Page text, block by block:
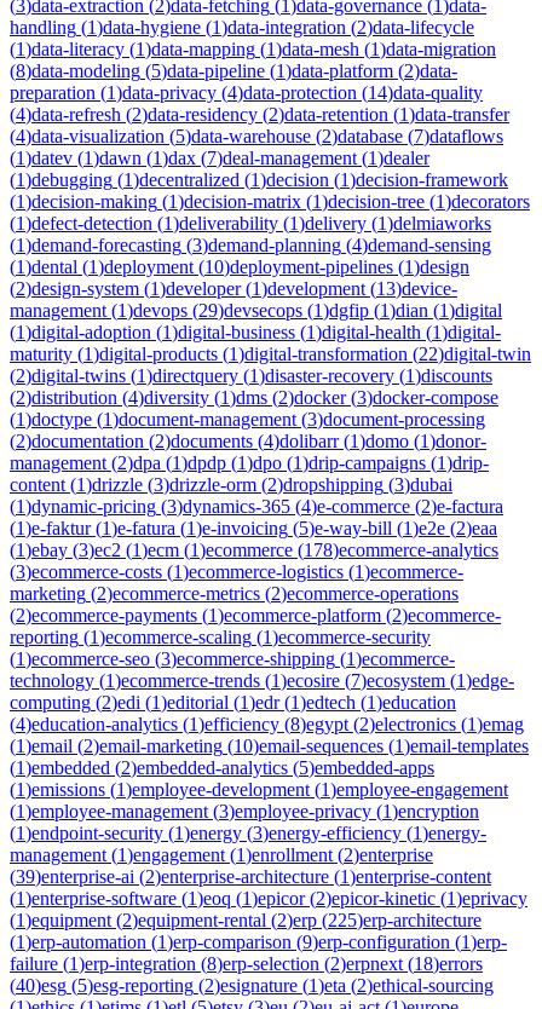
(3)data-extraction (2)data-fetching (1)data-governance (1)data-
handling (1)data-hygiene (1)data-integration (2)data-lifecycle
(1)data-literacy (1)data-mapping (1)data-mesh (1)data-migration
(8)data-modeling (5)data-pipeline (1)data-platform (2)data-
preparation (1)data-privacy (4)data-protection (14)data-quality
(4)data-refresh (2)data-residency (2)data-retention (1)data-transfer
(4)data-visualization (5)data-warehouse (2)database (7)dataflows
(1)datev (1)dawn (1)dax (7)deal-management (1)dealer
(1)debugging (1)decentralized (1)decision (1)decision-framework
(1)decision-making (1)decision-matrix (1)decision-tree (1)decorators
(1)defect-detection (1)deliverability (1)delivery (1)delmiaworks
(1)demand-forecasting (3)demand-planning (4)demand-sensing
(1)dental (1)deployment (10)deployment-pipelines (1)design
(2)design-system (1)developer(1)development (13)device-
management (1)devops (29)devsecops (1)dgfip (1)dian (1)digital
(1)digital-adoption (1)digital-business (1)digital-health (1)digital-
maturity (1)digital-products (1)digital-transformation (22)digital-twin
(2)digital-twins (1)directquery (1)disaster-recovery (1)discounts
(2)distribution (4)diversity (1)dms (2)docker(3)docker-compose
(1)doctype (1)document-management (3)document-processing
(2)documentation (2)documents (4)dolibarr(1)domo (1)donor-
management (2)dpa (1)dpdp (1)dpo (1)drip-campaigns (1)drip-
content (1)drizzle (3)drizzle-orm (2)dropshipping (3)dubai
(1)dynamic-pricing (3)dynamics-365 (4)e-commerce (2)e-factura
(1)e-faktur(1)e-fatura (1)e-invoicing (5)e-way-bill (1)e2e (2)eaa
(1)ebay (3)ec2 (1)ecm (1)ecommerce (178)ecommerce-analytics
(3)ecommerce-costs (1)ecommerce-logistics (1)ecommerce-
marketing (2)ecommerce-metrics (2)ecommerce-operations
(2)ecommerce-payments (1)ecommerce-platform (2)ecommerce-
reporting (1)ecommerce-scaling (1)ecommerce-security
(1)ecommerce-seo (3)ecommerce-shipping (1)ecommerce-
technology (1)ecommerce-trends (1)ecosire (7)ecosystem (1)edge-
computing (2)edi (1)editorial (1)edr(1)edtech (1)education
(4)education-analytics (1)efficiency (8)egypt (2)electronics (1)emag
(1)email (2)email-marketing (10)email-sequences (1)email-templates
(1)embedded (2)embedded-analytics (5)embedded-apps
(1)emissions (1)employee-development (1)employee-engagement
(1)employee-management (3)employee-privacy (1)encryption
(1)endpoint-security (1)energy (3)energy-efficiency (1)energy-
management (1)engagement (1)enrollment (2)enterprise
(39)enterprise-ai (2)enterprise-architecture (1)enterprise-content
(1)enterprise-software (1)eoq (1)epicor(2)epicor-kinetic (1)eprivacy
(1)equipment (2)equipment-rental (2)erp (225)erp-architecture
(1)erp-automation (1)erp-comparison (9)erp-configuration (1)erp-
failure (1)erp-integration (8)erp-selection (2)erpnext (18)errors
(40)esg (5)esg-reporting (2)esignature (1)eta (2)ethical-sourcing